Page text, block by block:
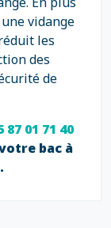
vidange
les
des
de
87 01 71 40
bac à